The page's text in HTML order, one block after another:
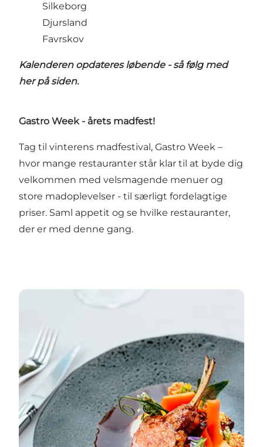
Silkeborg
Djursland
Favrskov
Kalenderen opdateres løbende - så følg med
her på siden.
Gastro Week - årets madfest!
Tag til vinterens madfestival, Gastro Week –
hvor mange restauranter står klar til at byde dig
velkommen med velsmagende menuer og
store madoplevelser - til særligt fordelagtige
priser. Saml appetit og se hvilke restauranter,
der er med denne gang.
Gastro Week - i Aarhusregionen